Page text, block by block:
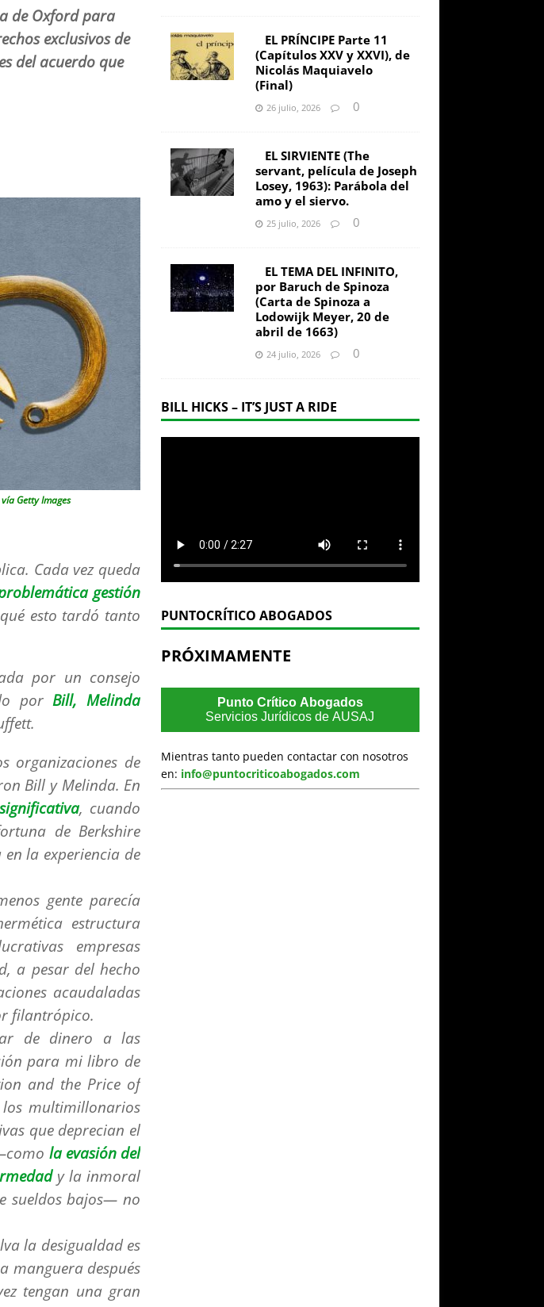
de Oxford para
exclusivos de
del acuerdo que
Getty Images
Cada vez queda
gestión
esto tardó tanto
por un consejo
porBill, Melinda
organizaciones de
Bill y Melinda. En
, cuando
de Berkshire
la experiencia de
gente parecía
estructura
empresas
a pesar del hecho
acaudaladas
filantrópico.
de dinero a las
para mi libro de
and the Price of
multimillonarios
que deprecian el
la evasión del
y la inmoral
sueldos bajos— no
la desigualdad es
manguera después
tengan una gran
EL PRÍNCIPE Parte 11
(Capítulos XXV y XXVI), de
Nicolás Maquiavelo
(Final)
26 julio, 2026 0
EL SIRVIENTE (The
servant, película de Joseph
Losey, 1963): Parábola del
amo y el siervo.
25 julio, 2026 0
EL TEMA DEL INFINITO,
por Baruch de Spinoza
(Carta de Spinoza a
Lodowijk Meyer, 20 de
abril de 1663)
24 julio, 2026 0
BILL HICKS – IT’S JUST A RIDE
PUNTOCRÍTICO ABOGADOS
PRÓXIMAMENTE
Punto Crítico Abogados
Servicios Jurídicos de AUSAJ
Mientras tanto pueden contactar con nosotros
en: info@puntocriticoabogados.com